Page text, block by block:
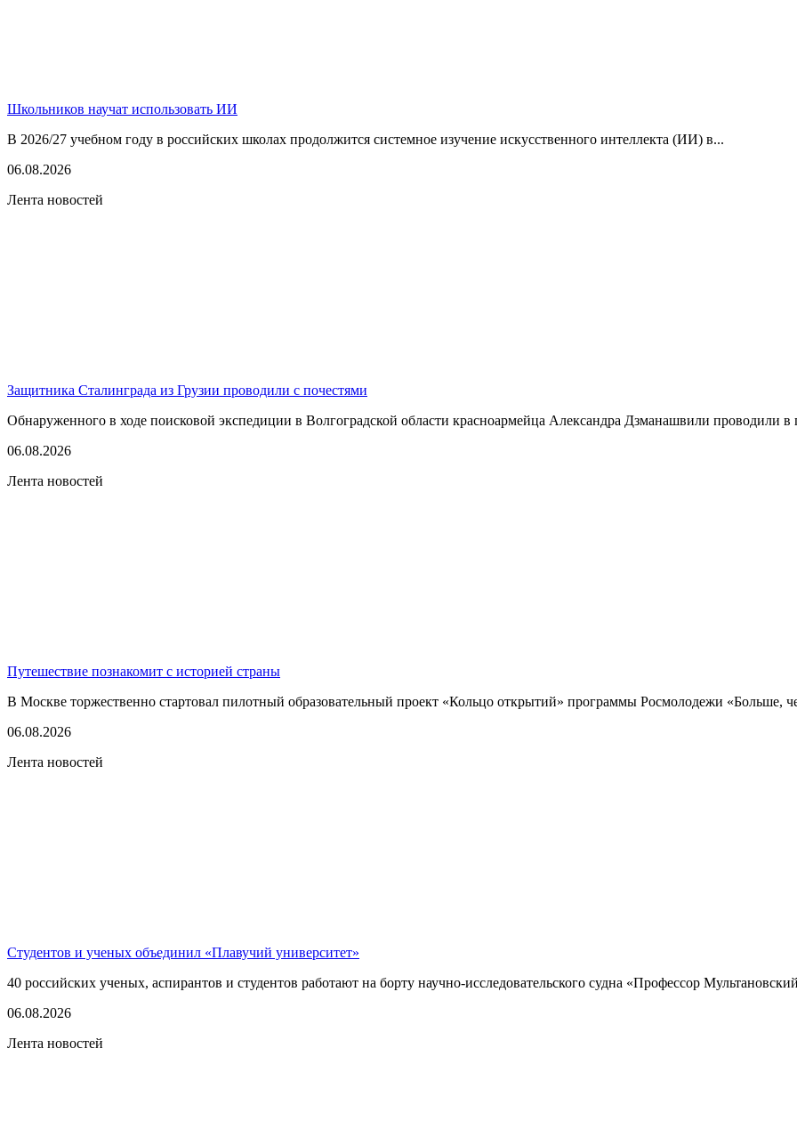
Школьников научат использовать ИИ
В 2026/27 учебном году в российских школах продолжится системное изучение искусственного интеллекта (ИИ) в...
06.08.2026
Лента новостей
Защитника Сталинграда из Грузии проводили с почестями
Обнаруженного в ходе поисковой экспедиции в Волгоградской области красноармейца Александра Дзманашвили проводили в
06.08.2026
Лента новостей
Путешествие познакомит с историей страны
В Москве торжественно стартовал пилотный образовательный проект «Кольцо открытий» программы Росмолодежи «Больше,
06.08.2026
Лента новостей
Студентов и ученых объединил «Плавучий университет»
40 российских ученых, аспирантов и студентов работают на борту научно-исследовательского судна «Профессор
06.08.2026
Лента новостей